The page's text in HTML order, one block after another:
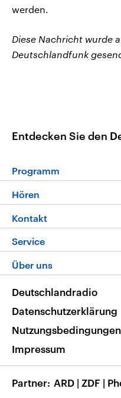
werden.
Diese Nachricht wurde
Deutschlandfunk
Entdecken Sie den
Programm
Die Nachrichten
Nachrichtenleicht
Neue Beiträge
Hören
Livestream
Podcasts
Deutschlandfunk
Nachrichten App
Frequenzen
Kontakt
Hörerservice
Service
FAQ
Veranstaltungen
Musikliste
RSS
Über uns
Barrierefreiheit
Deutschlandradio
Datenschutzerklärung
Nutzungsbedingungen
Impressum
Partner ARD | ZDF |